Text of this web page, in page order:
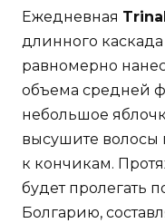
Ежедневная
длинного
равномерно
объема средней
небольшое
высушите волосы
к кончикам.
будет пролегать
Болгарию,